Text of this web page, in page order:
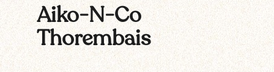
EN FR
Aiko-N-Co
Thorembais